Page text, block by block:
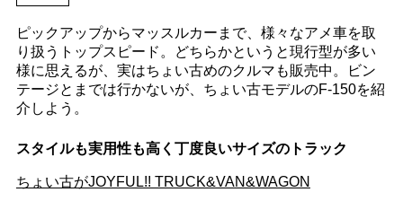
ピックアップからマッスルカーまで、様々なアメ車を取
り扱うトップスピード。どちらかというと現行型が多い
様に思えるが、実はちょい古めのクルマも販売中。ビン
テージとまでは行かないが、ちょい古モデルのF-150を紹
介しよう。
スタイルも実用性も高く丁度良いサイズのトラック
ちょい古がJOYFUL!! TRUCK&VAN&WAGON